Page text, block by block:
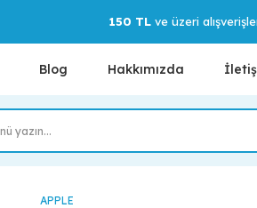
150 TLve üzeri
Blog Hakkımızda
APPLE